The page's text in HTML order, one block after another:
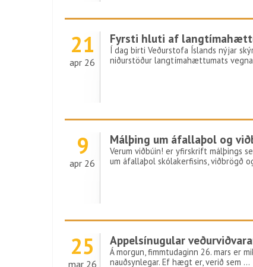
21
apr 26
Fyrsti hluti af
Í dag birti Veðurstofa Íslands nýjar
niðurstöður langtímahættumats
9
apr 26
Málþing um áfallaþol og
Verum viðbúin! er yfirskrift málþings
um áfallaþol skólakerfisins, viðbrögð
25
mar 26
Appelsínugular
Á morgun, fimmtudaginn 26. mars er
nauðsynlegar. Ef hægt er, verið sem …